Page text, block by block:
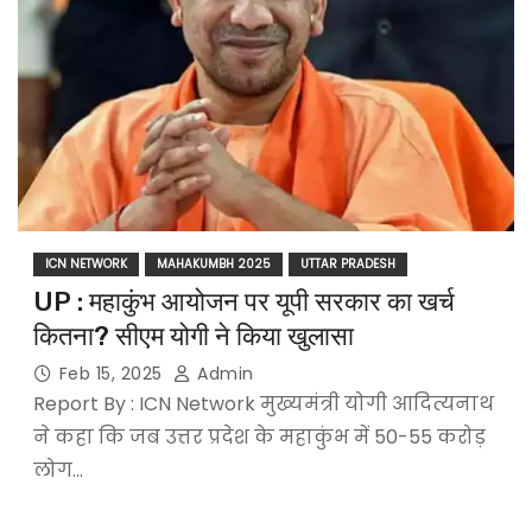
ICN NETWORK MAHAKUMBH 2025 UTTAR PRADESH
UP : महाकुंभ आयोजन पर यूपी सरकार का खर्च
कितना? सीएम योगी ने किया खुलासा
Feb 15, 2025 Admin
Report By : ICN Network मुख्यमंत्री योगी आदित्यनाथ
ने कहा कि जब उत्तर प्रदेश के महाकुंभ में 50-55 करोड़
लोग…